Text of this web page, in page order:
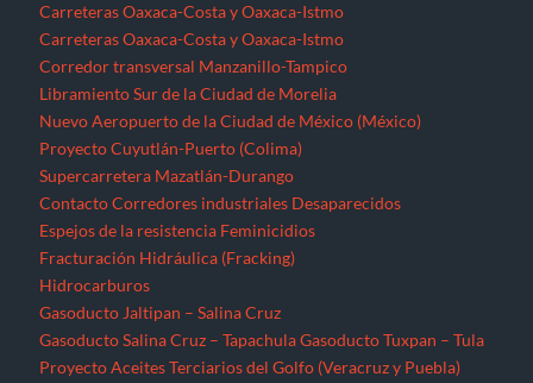
Carreteras Oaxaca-Costa y Oaxaca-Istmo
Carreteras Oaxaca-Costa y Oaxaca-Istmo
Corredor transversal Manzanillo-Tampico
Libramiento Sur de la Ciudad de Morelia
Nuevo Aeropuerto de la Ciudad de México (México)
Proyecto Cuyutlán-Puerto (Colima)
Supercarretera Mazatlán-Durango
Contacto Corredores industriales Desaparecidos
Espejos de la resistencia Feminicidios
Fracturación Hidráulica (Fracking)
Hidrocarburos
Gasoducto Jaltipan – Salina Cruz
Gasoducto Salina Cruz – Tapachula Gasoducto Tuxpan – Tula
Proyecto Aceites Terciarios del Golfo (Veracruz y Puebla)